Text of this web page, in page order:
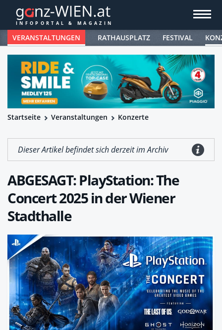
VERANSTALTUNGEN RATHAUSPLATZ FESTIVAL
Startseite Veranstaltungen Konzerte
Dieser Artikel befindet sich derzeit im Archiv
ABGESAGT: PlayStation: The
Concert 2025 in der Wiener
Stadthalle